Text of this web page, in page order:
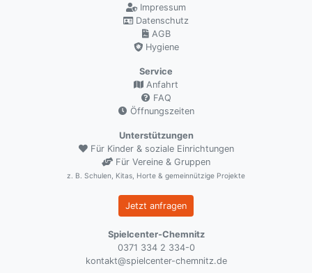
Impressum
Datenschutz
AGB
Hygiene
Service
Anfahrt
FAQ
Öffnungszeiten
Unterstützungen
Für Kinder & soziale Einrichtungen
Für Vereine & Gruppen
z. B. Schulen, Kitas, Horte & gemeinnützige Projekte
Jetzt anfragen
Spielcenter-Chemnitz
0371 334 2 334-0
kontakt@spielcenter-chemnitz.de